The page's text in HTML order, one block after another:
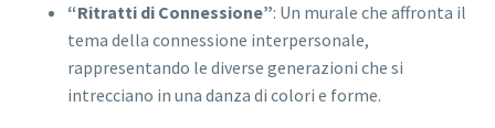
“Ritratti di Connessione”: Un murale che affronta il
tema della connessione interpersonale,
rappresentando le diverse generazioni che si
intrecciano in una danza di colori e forme.